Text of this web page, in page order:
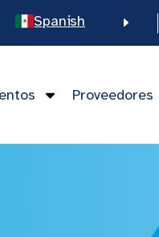
Spanish
Proveedores